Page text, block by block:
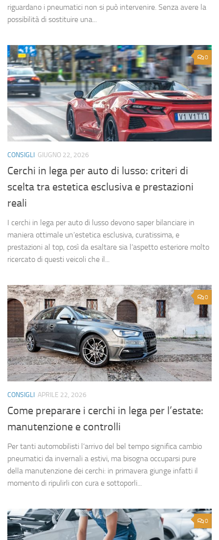
riguardano i pneumatici non si può intervenire. Senza avere la
possibilità di sostituire una...
0
CONSIGLI GIUGNO 22, 2026
Cerchi in lega per auto di lusso: criteri di
scelta tra estetica esclusiva e prestazioni
reali
I cerchi in lega per auto di lusso devono saper bilanciare in
maniera ottimale un’estetica esclusiva, curatissima, e
prestazioni al top, così da esaltare sia l’aspetto esteriore molto
ricercato di questi veicoli che il...
0
CONSIGLI APRILE 22, 2026
Come preparare i cerchi in lega per l’estate:
manutenzione e controlli
Per tanti automobilisti l’arrivo del bel tempo significa cambio
pneumatici da invernali a estivi, ma bisogna occuparsi pure
della manutenzione dei cerchi: in primavera giunge infatti il
momento di ripulirli con cura e sottoporli...
0